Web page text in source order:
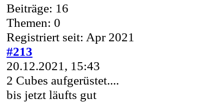
Beiträge: 16
Themen: 0
Registriert seit: Apr 2021
#213
20.12.2021, 15:43
2 Cubes aufgerüstet....
bis jetzt läufts gut